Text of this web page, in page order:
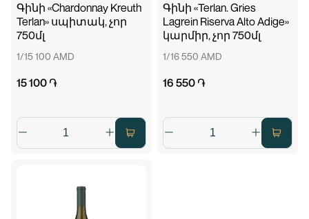
Գինի «Chardonnay Kreuth
Terlan» սպիտակ, չոր
750մլ
1/15 100 AMD
15 100 ֏
Գինի «Terlan. Gries
Lagrein Riserva Alto Adige»
կարմիր, չոր 750մլ
1/16 550 AMD
16 550 ֏